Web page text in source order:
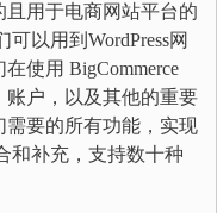
且用于电商网站平台的
以用到WordPress网
使用 BigCommerce
户，以及其他的重要
需要的所有功能，实现
和补充，支持数十种